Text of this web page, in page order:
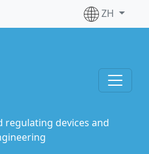
ZH
regulating devices and